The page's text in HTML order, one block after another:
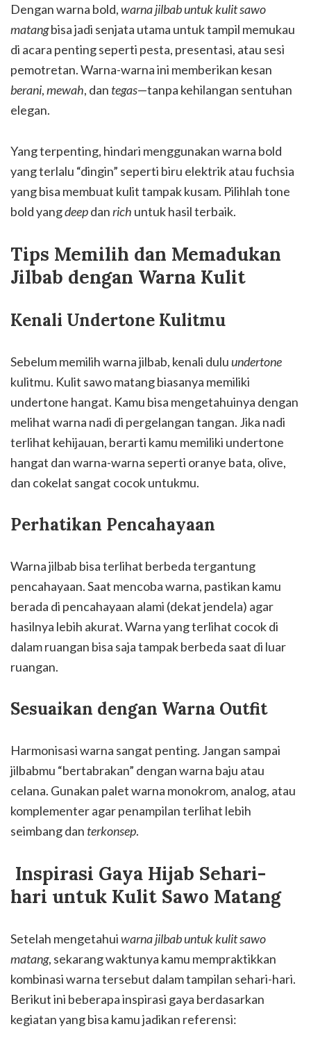
Dengan warna bold,warna jilbab untuk kulit sawo
matangbisa jadi senjata utama untuk tampil memukau
di acara penting seperti pesta, presentasi, atau sesi
pemotretan. Warna-warna ini memberikan kesan
berani,mewah, dan tegas—tanpa kehilangan sentuhan
elegan.
Yang terpenting, hindari menggunakan warna bold
yang terlalu “dingin” seperti biru elektrik atau fuchsia
yang bisa membuat kulit tampak kusam. Pilihlah tone
bold yangdeepdanrich untuk hasil terbaik.
Tips Memilih dan Memadukan
Jilbab dengan Warna Kulit
Kenali Undertone Kulitmu
Sebelum memilih warna jilbab, kenali duluundertone
kulitmu. Kulit sawo matang biasanya memiliki
undertone hangat. Kamu bisa mengetahuinya dengan
melihat warna nadi di pergelangan tangan. Jika nadi
terlihat kehijauan, berarti kamu memiliki undertone
hangat dan warna-warna seperti oranye bata, olive,
dan cokelat sangat cocok untukmu.
Perhatikan Pencahayaan
Warna jilbab bisa terlihat berbeda tergantung
pencahayaan. Saat mencoba warna, pastikan kamu
berada di pencahayaan alami (dekat jendela) agar
hasilnya lebih akurat. Warna yang terlihat cocok di
dalam ruangan bisa saja tampak berbeda saat di luar
ruangan.
Sesuaikan dengan Warna Outfit
Harmonisasi warna sangat penting. Jangan sampai
jilbabmu “bertabrakan” dengan warna baju atau
celana. Gunakan palet warna monokrom, analog, atau
komplementer agar penampilan terlihat lebih
seimbang dan terkonsep.
Inspirasi Gaya Hijab Sehari-
hari untuk Kulit Sawo Matang
Setelah mengetahuiwarna jilbab untuk kulit sawo
matang, sekarang waktunya kamu mempraktikkan
kombinasi warna tersebut dalam tampilan sehari-hari.
Berikut ini beberapa inspirasi gaya berdasarkan
kegiatan yang bisa kamu jadikan referensi: